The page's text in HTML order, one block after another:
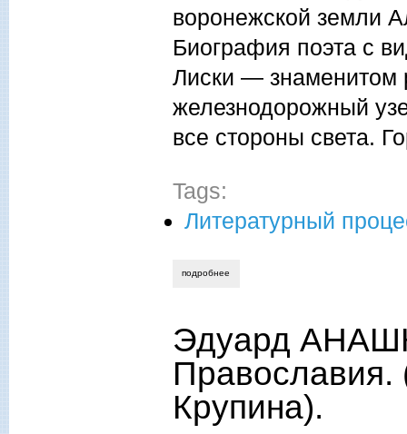
воронежской земли
Биография поэта с
Лиски — знаменитом
железнодорожный
все стороны света.
Tags:
Литературный
подробнее
Эдуард
Крупина).